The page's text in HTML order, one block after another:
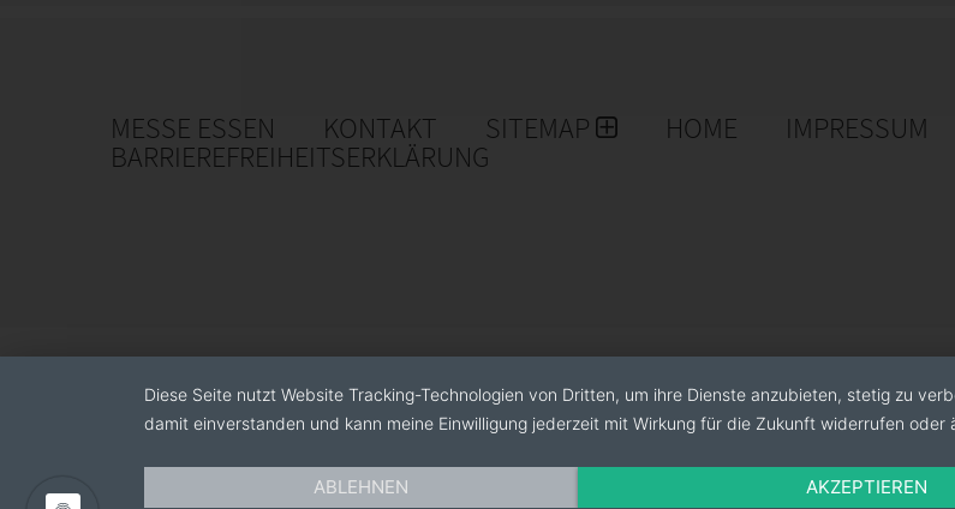
MESSE ESSEN KONTAKT SITEMAP HOME IMPRESSUM
BARRIEREFREIHEITSERKLÄRUNG
Diese Seite nutzt Website Tracking-Technologien von Dritten, um ihre Dienste anzubieten, stetig zu
damit einverstanden und kann meine Einwilligung jederzeit mit Wirkung für die Zukunft widerrufen oder
ABLEHNEN AKZEPTIEREN